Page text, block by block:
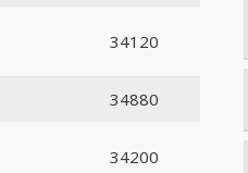
34120
34880
34200